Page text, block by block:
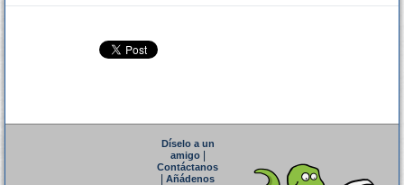
Díselo a un
amigo|
Contáctanos
Añádenos